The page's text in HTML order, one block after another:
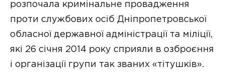
розпочала кримінальне провадження
проти службових осіб Дніпропетровської
обласної державної адміністрації та міліції,
які 26 січня 2014 року сприяли в озброєння
і організації групи так званих «тітушків».